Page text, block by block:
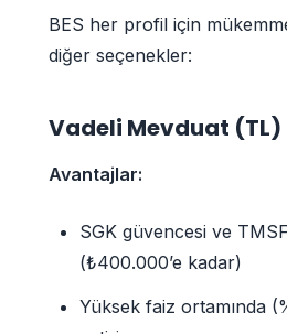
BES her profil için
diğer seçenekler:
Vadeli Mevduat (TL)
Avantajlar:
SGK güvencesi ve
(₺400.000’e kadar)
Yüksek faiz ortamında